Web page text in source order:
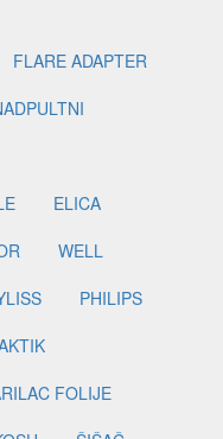
FLARE ADAPTER
ELICA
WELL
PHILIPS
FOLIJE